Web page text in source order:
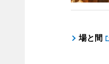
場と間